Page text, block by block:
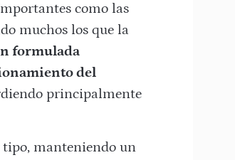
como las
muchos los que la
formulada
del
principalmente
tipo, manteniendo un